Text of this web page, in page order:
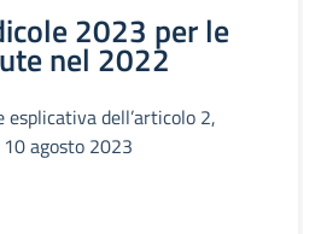
2023 per le
nel 2022
dell’articolo 2,
10 agosto 2023